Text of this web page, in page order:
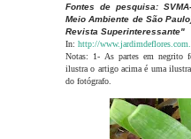
Fontes de pesquisa:
Meio Ambiente de São
Revista Superinteressante"
In: http://
Notas: 1- As partes em negrito
ilustra o artigo acima é uma
do fotógrafo.